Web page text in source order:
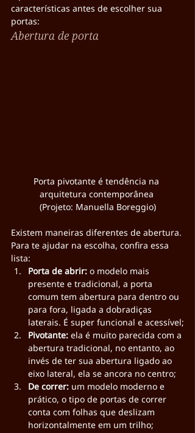
características antes de escolher sua
portas:
Abertura de porta
Porta pivotante é tendência na
arquitetura contemporânea
(Projeto: Manuella Boreggio)
Existem maneiras diferentes de abertura.
Para te ajudar na escolha, confira essa
lista:
Porta de abrir: o modelo mais
presente e tradicional, a porta
comum tem abertura para dentro ou
para fora, ligada a dobradiças
laterais. É super funcional e acessível;
Pivotante: ela é muito parecida com a
abertura tradicional, no entanto, ao
invés de ter sua abertura ligado ao
eixo lateral, ela se ancora no centro;
De correr: um modelo moderno e
prático, o tipo de portas de correr
conta com folhas que deslizam
horizontalmente em um trilho;